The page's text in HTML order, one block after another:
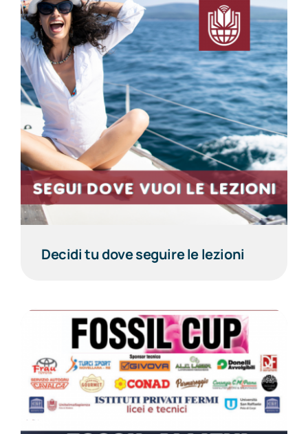
Decidi tu dove seguire le lezioni